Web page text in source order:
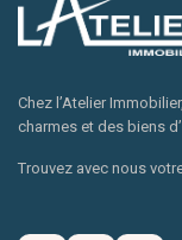
Chez l’Atelier
charmes et des biens
Trouvez avec nous